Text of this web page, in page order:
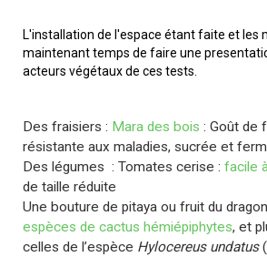
L'installation de l'espace étant faite et les
maintenant temps de faire une
acteurs végétaux de ces tests.
Des fraisiers : Mara des bois : Goût de
résistante aux maladies, sucrée et
Des légumes : Tomates cerise : facile
de taille réduite
Une bouture de pitaya ou fruit du
espèces de cactus hémiépiphytes, et
celles de l’espèce Hylocereus undatus